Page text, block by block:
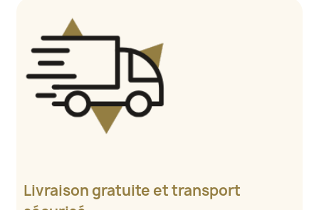
Livraison gratuite et transport